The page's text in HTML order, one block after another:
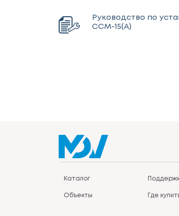
Руководство по
CCM-15(A)
Каталог
Объекты Где